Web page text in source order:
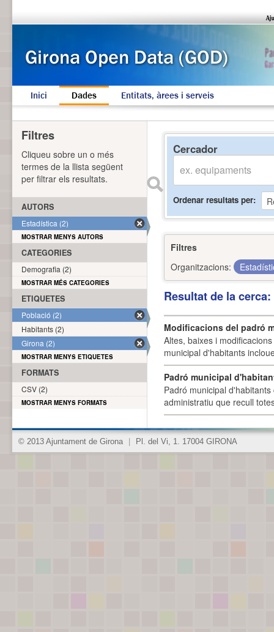
Inici Dades Entitats, àrees i serveis
Cercador
Ordenar resultats per
Filtres
Organitzacions:
Resultat de la
Modificacions del padró
Altes, baixes i
municipal d'habitants
Padró municipal
Padró municipal
administratiu que recull
Filtres
Cliqueu sobre un o més
termes de la llista següent
per filtrar els resultats.
AUTORS
Estadística (2)
MOSTRAR MENYS AUTORS
CATEGORIES
Demografia (2)
MOSTRAR MÉS CATEGORIES
ETIQUETES
Població (2)
Habitants (2)
Girona (2)
MOSTRAR MENYS ETIQUETES
FORMATS
CSV (2)
MOSTRAR MENYS FORMATS
© 2013 Ajuntament de Girona Pl. del Vi, 1. 17004 GIRONA